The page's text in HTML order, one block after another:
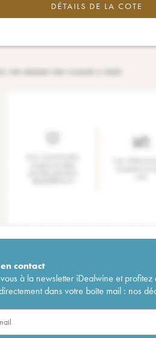
DÉTAILS DE LA COTE
contact
à la newsletter iDealwine et
dans votre boîte mail : nos